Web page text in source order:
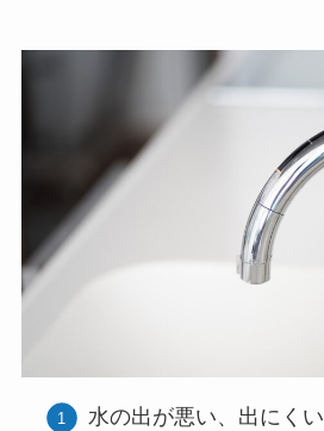
水の出が悪い、出にくい